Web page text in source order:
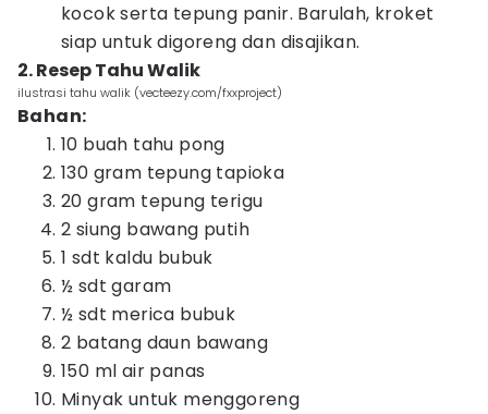
kocok serta tepung panir. Barulah, kroket
siap untuk digoreng dan disajikan.
2. Resep Tahu Walik
ilustrasi tahu walik (vecteezy.com/fxxproject)
Bahan:
10 buah tahu pong
130 gram tepung tapioka
20 gram tepung terigu
2 siung bawang putih
1 sdt kaldu bubuk
½ sdt garam
½ sdt merica bubuk
2 batang daun bawang
150 ml air panas
Minyak untuk menggoreng